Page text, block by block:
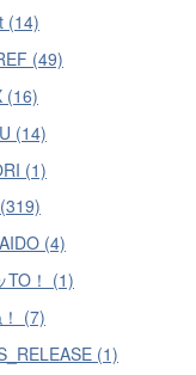
(14)
(49)
(16)
(14)
(1)
(4)
TO！ (1)
(7)
(1)